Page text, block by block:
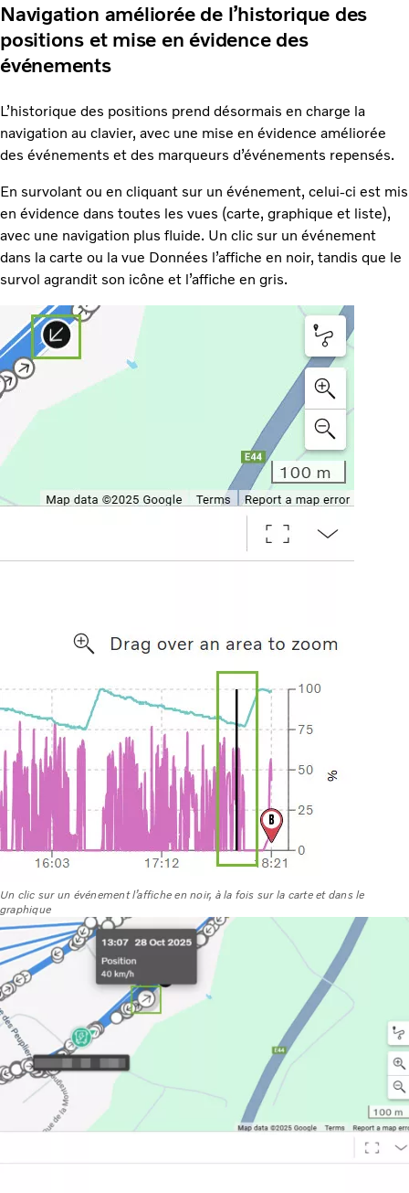
Navigation améliorée de l’historique des
positions et mise en évidence des
événements
L’historique des positions prend désormais en charge la
navigation au clavier, avec une mise en évidence améliorée
des événements et des marqueurs d’événements repensés.
En survolant ou en cliquant sur un événement, celui-ci est mis
en évidence dans toutes les vues (carte, graphique et liste),
avec une navigation plus fluide. Un clic sur un événement
dans la carte ou la vue Données l’affiche en noir, tandis que le
survol agrandit son icône et l’affiche en gris.
Un clic sur un événement l’affiche en noir, à la fois sur la carte et dans le
graphique